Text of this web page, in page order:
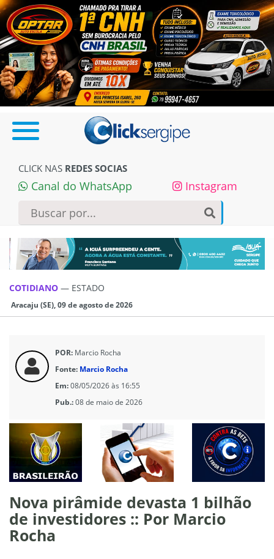
CLICK NAS REDES SOCIAS
Canal do WhatsApp Instagram
COTIDIANO — ESTADO
Aracaju (SE), 09 de agosto de 2026
POR: Marcio Rocha
Fonte: Marcio Rocha
Em:08/05/2026 às 16:55
Pub.:08 de maio de 2026
Nova pirâmide devasta 1 bilhão
de investidores :: Por Marcio
Rocha